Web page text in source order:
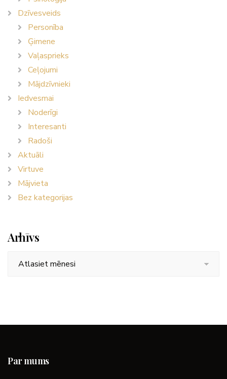
Dzīvesveids
Personība
Ģimene
Vaļasprieks
Ceļojumi
Mājdzīvnieki
Iedvesmai
Noderīgi
Interesanti
Radoši
Aktuāli
Virtuve
Mājvieta
Bez kategorijas
Arhīvs
Par mums